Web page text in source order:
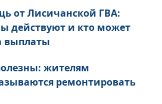
от Лисичанской ГВА:
действуют и кто может
выплаты
жителям
ремонтировать